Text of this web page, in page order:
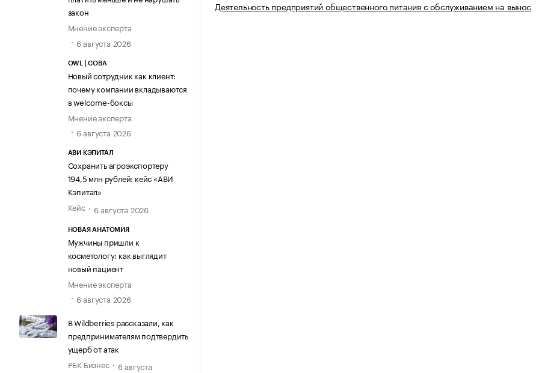
закон
Мнение эксперта
6 августа 2026
OWL | СОВА
Новый сотрудник как клиент:
почему компании вкладываются
в welcome-боксы
Мнение эксперта
6 августа 2026
АВИ КЭПИТАЛ
Сохранить агроэкспортеру
194,5 млн рублей: кейс «АВИ
Кэпитал»
Кейс
6 августа 2026
НОВАЯ АНАТОМИЯ
Мужчины пришли к
косметологу: как выглядит
новый пациент
Мнение эксперта
6 августа 2026
В Wildberries рассказали, как
предпринимателям подтвердить
ущерб от атак
РБК Бизнес
6 августа
Деятельность предприятий общественного питания с обслуживанием на вынос